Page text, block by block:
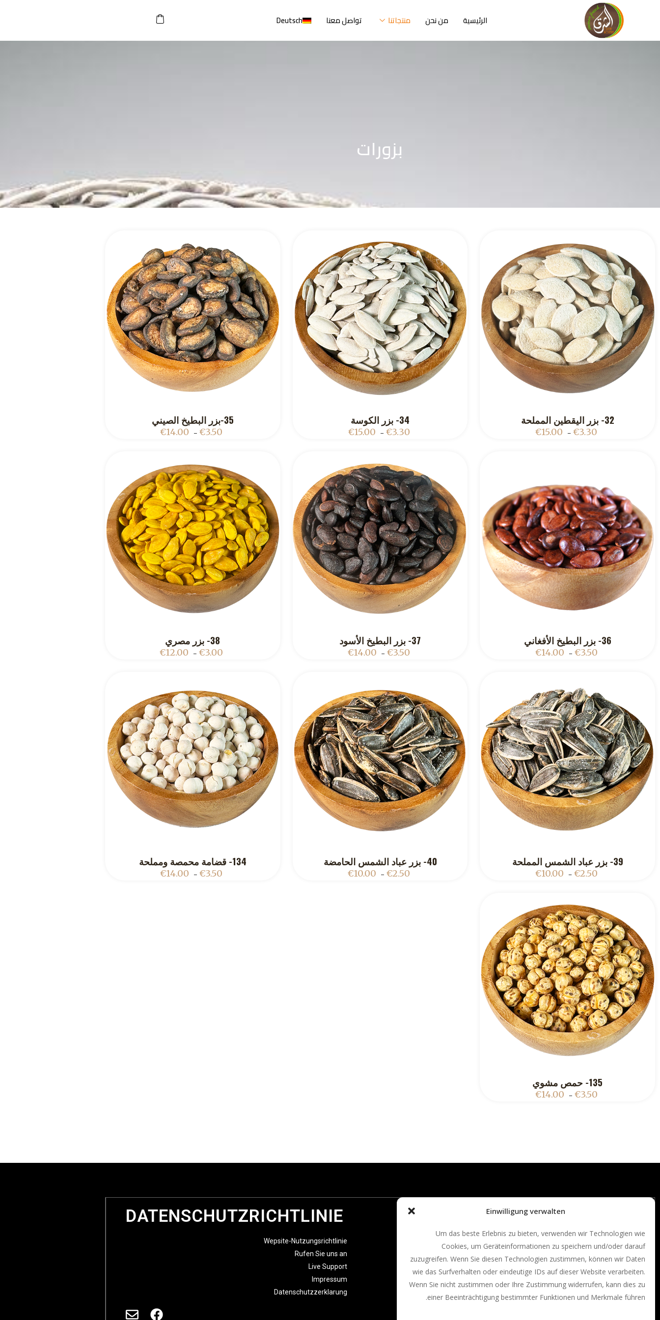
Einwilligung verwalten
Um das beste Erlebnis zu bieten, verwenden wir Technologien wie
Cookies, um Geräteinformationen zu speichern und/oder darauf
zuzugreifen. Wenn Sie diesen Technologien zustimmen, können wir Daten
wie das Surfverhalten oder eindeutige IDs auf dieser Website verarbeiten.
Wenn Sie nicht zustimmen oder Ihre Zustimmung widerrufen, kann dies zu
einer Beeinträchtigung bestimmter Funktionen und Merkmale führen.
الرئيسية من نحن منتجاتنا تواصل معنا Deutsch
بزورات
ADD TO CART 32- بزر اليقطين المملحة
€3.30
–
€15.00
ADD TO CART 34- بزر الكوسة
€3.30
–
€15.00
ADD TO CART 35-بزر البطيخ الصيني
€3.50
–
€14.00
ADD TO CART 36- بزر البطيخ الأفغاني
€3.50
–
€14.00
ADD TO CART 37- بزر البطيخ الأسود
€3.50
–
€14.00
ADD TO CART 38- بزر مصري
€3.00
–
€12.00
ADD TO CART 39- بزر عباد الشمس المملحة
€2.50
–
€10.00
ADD TO CART 40- بزر عباد الشمس الحامضة
€2.50
–
€10.00
ADD TO CART 134- قضامة محمصة ومملحة
€3.50
–
€14.00
ADD TO CART 135- حمص مشوي
€3.50
–
€14.00
DATENSCHUTZRICHTLINIE
Wepsite-Nutzungsrichtlinie
Rufen Sie uns an
Live Support
Impressum
Datenschutzzerklarung